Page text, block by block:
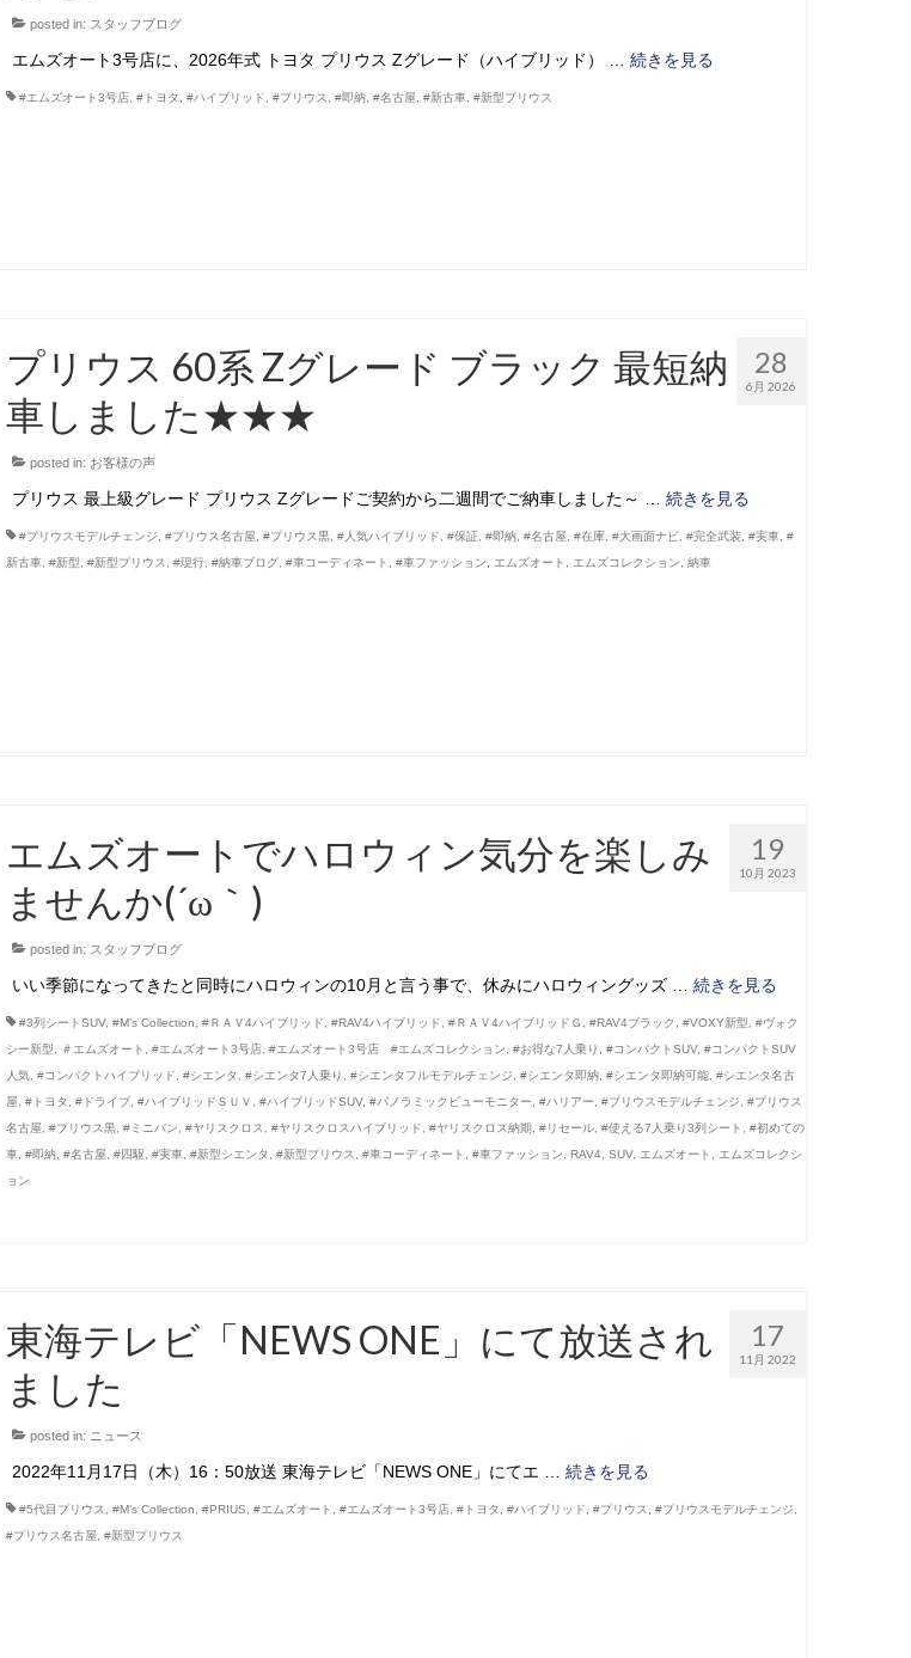
posted in: スタッフブログ
エムズオート3号店に、2026年式 トヨタ プリウス Zグレード（ハイブリッド） …続きを見る
#エムズオート3号店 ,#トヨタ ,#ハイブリッド ,#プリウス ,#即納 ,#名古屋 ,#新古車 ,#新型プリウス
28
6月 2026
プリウス 60系 Zグレード ブラック 最短納
車しました★★★
posted in: お客様の声
プリウス 最上級グレード プリウス Zグレードご契約から二週間でご納車しました～ …続きを見る
#プリウスモデルチェンジ ,#プリウス名古屋 ,#プリウス黒 ,#人気ハイブリッド ,#保証 ,#即納 ,#名古屋 ,#在庫 ,#大画面ナビ ,#完全武装 ,#実車 ,#
新古車
,#新型 ,#新型プリウス ,#現行 ,#納車ブログ ,#車コーディネート ,#車ファッション エムズオート エムズコレクション ,納車
19
10月 2023
エムズオートでハロウィン気分を楽しみ
ませんか(´ω｀)
posted in: スタッフブログ
いい季節になってきたと同時にハロウィンの10月と言う事で、休みにハロウィングッズ …続きを見る
#3列シートSUV,#M’s Collection ,#ＲＡＶ4ハイブリッド ,#RAV4ハイブリッド ,#ＲＡＶ4ハイブリッドＧ ,#RAV4ブラック ,#VOXY新型 ,#ヴォク
シー新型
＃エムズオート ,#エムズオート3号店 ,#エムズオート3号店 #エムズコレクション ,#お得な7人乗り ,#コンパクトSUV,#コンパクトSUV
人気 ,#コンパクトハイブリッド ,#シエンタ ,#シエンタ7人乗り ,#シエンタフルモデルチェンジ ,#シエンタ即納 ,#シエンタ即納可能 ,#シエンタ名古
屋
,#トヨタ ,#ドライブ ,#ハイブリッドＳＵＶ ,#ハイブリッドSUV,#パノラミックビューモニター ,#ハリアー ,#プリウスモデルチェンジ ,#プリウス
名古屋
,#プリウス黒 ,#ミニバン ,#ヤリスクロス ,#ヤリスクロスハイブリッド ,#ヤリスクロス納期 ,#リセール ,#使える7人乗り3列シート ,#初めての
車
,#即納 ,#名古屋 ,#四駆 ,#実車 ,#新型シエンタ ,#新型プリウス ,#車コーディネート ,#車ファッション ,RAV4 ,SUV, エムズオート
エムズコレクシ
ョン
17
11月 2022
東海テレビ「NEWS ONE」にて放送され
ました
posted in: ニュース
2022年11月17日（木）16：50放送 東海テレビ「NEWS ONE」にてエ …続きを見る
#5代目プリウス ,#M’s Collection ,#PRIUS ,#エムズオート ,#エムズオート3号店 ,#トヨタ ,#ハイブリッド ,#プリウス ,#プリウスモデルチェンジ
#プリウス名古屋
,#新型プリウス